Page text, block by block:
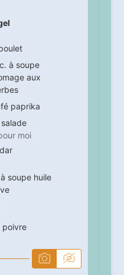
c. à soupe
aux
paprika
salade
moi
soupe huile
poivre